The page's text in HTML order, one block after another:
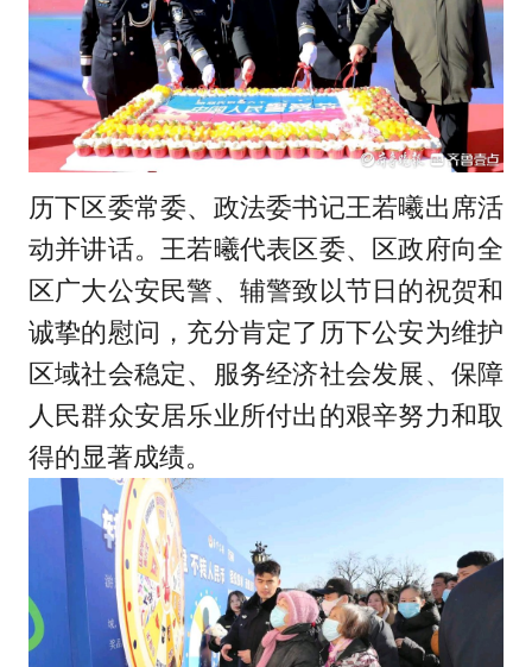
历下区委常委、政法委书记王若曦出席活
动并讲话。王若曦代表区委、区政府向全
区广大公安民警、辅警致以节日的祝贺和
诚挚的慰问，充分肯定了历下公安为维护
区域社会稳定、服务经济社会发展、保障
人民群众安居乐业所付出的艰辛努力和取
得的显著成绩。